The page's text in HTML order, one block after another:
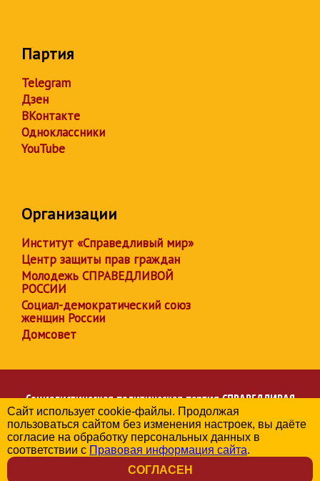
Партия
Telegram
Дзен
ВКонтакте
Одноклассники
YouTube
Организации
Институт «Справедливый мир»
Центр защиты прав граждан
Молодежь СПРАВЕДЛИВОЙ
РОССИИ
Социал-демократический союз
женщин России
Домсовет
Социалистическая политическая партияСПРАВЕДЛИВАЯ
РОССИЯ
Региональное отделение партии в Херсонской области
© 2006-2026
Политика в отношении обработки персональных данных
Сайт использует cookie-файлы. Продолжая
пользоваться сайтом без изменения настроек, вы даёте
согласие на обработку персональных данных в
соответствии с Правовая информация сайта.
СОГЛАСЕН